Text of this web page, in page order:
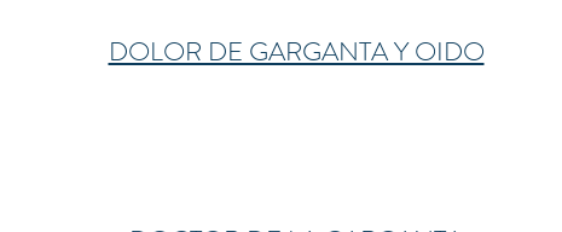
DOLOR DE GARGANTA Y OIDO